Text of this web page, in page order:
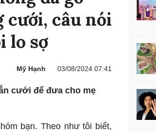
cưới, câu nói
lo sợ
Mỹ Hạnh 03/08/2024 07:41
cưới để đưa cho mẹ
bạn. Theo như tôi biết,